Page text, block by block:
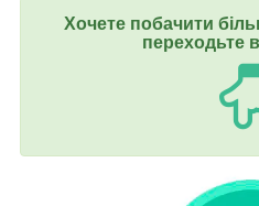
Хочете побачити
переходьте